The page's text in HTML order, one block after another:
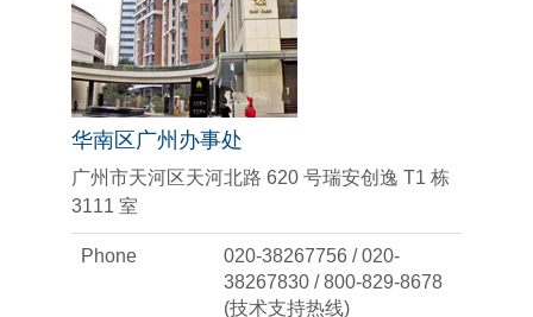
华南区广州办事处
广州市天河区天河北路 620 号瑞安创逸 T1 栋
3111 室
Phone
020-38267756 / 020-
38267830 / 800-829-8678
(技术支持热线)